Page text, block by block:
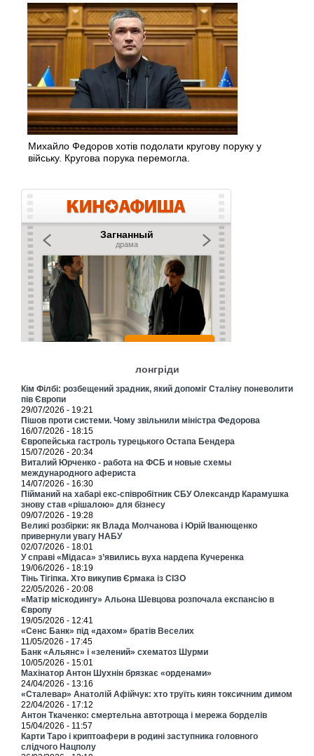
Михайло Федоров хотів подолати кругову поруку у
війську. Кругова порука перемогла.
лонгріди
Кім Філбі: розбещений зрадник, який допоміг Сталіну поневолити
пів Європи
29/07/2026 - 19:21
Пішов проти системи. Чому звільнили міністра Федорова
16/07/2026 - 18:15
Європейська гастроль турецького Остапа Бендера
15/07/2026 - 20:34
Виталий Юрченко - работа на ФСБ и новые схемы
международного афериста
14/07/2026 - 16:30
Пійманий на хабарі екс-співробітник СБУ Олександр Карамушка
знову став «рішалою» для бізнесу
09/07/2026 - 19:28
Великі розбірки: як Влада Молчанова і Юрій Іванющенко
привернули увагу НАБУ
02/07/2026 - 18:01
У справі «Мідаса» з’явились вуха нардепа Кучеренка
19/06/2026 - 18:19
Тінь Тігіпка. Хто викупив Єрмака із СІЗО
22/05/2026 - 20:08
«Матір міскодингу» Альона Шевцова розпочала експансію в
Європу
19/05/2026 - 12:41
«Сенс Банк» під «дахом» братів Веселих
11/05/2026 - 17:45
Банк «Альянс» і «зелений» схематоз Шурми
10/05/2026 - 15:01
Махінатор Антон Шухнін брязкає «орденами»
24/04/2026 - 13:16
«Сталевар» Анатолій Афійчук: хто труїть киян токсичним димом
22/04/2026 - 17:12
Антон Ткаченко: смертельна автотроща і мережа борделів
15/04/2026 - 11:57
Карти Таро і криптоафери в родині заступника головного
слідчого Нацполу